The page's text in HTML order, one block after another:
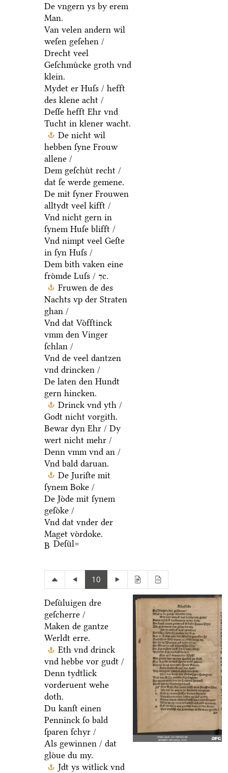
De vngern ys by erem
Man.
Van velen andern wil
weſen geſehen /
Drecht veel
Geſchmuͤcke groth vnd
klein.
Mydet er Huſs / hefft
des klene acht /
Deſſe hefft Ehr vnd
Tucht in klener wacht.
De nicht wil
hebben ſyne Frouw
allene /
Dem geſchuͤt recht /
dat ſe werde gemene.
De mit ſyner Frouwen
alltydt veel kifft /
Vnd nicht gern in
ſynem Huſe blifft /
Vnd nimpt veel Geſte
in ſyn Huſs /
Dem bith vaken eine
froͤmde Luſs / ⁊c.
Fruwen de des
Nachts vp der Straten
ghan /
Vnd dat Voͤfftinck
vmm den Vinger
ſchlan /
Vnd de veel dantzen
vnd drincken /
De laten den Hundt
gern hincken.
Drinck vnd yth /
Godt nicht vorgith.
Bewar dyn Ehr / Dy
wert nicht mehr /
Denn vmm vnd an /
Vnd bald daruan.
De Juriſte mit
ſynem Boke /
De Joͤde mit ſynem
geſoͤke /
Vnd dat vnder der
Maget voͤrdoke.
B Deſuͤl=
10
Deſuͤluigen dre
geſcherre /
Maken de gantze
Werldt erre.
Eth vnd drinck
vnd hebbe vor gudt /
Denn tydtlick
vorderuent wehe
doth.
Du kanſt einen
Penninck ſo bald
ſparen ſchyr /
Als gewinnen / dat
gloͤue du my.
Jdt ys witlick vnd